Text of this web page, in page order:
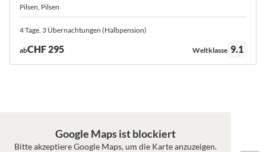
Pilsen, Pilsen
4 Tage, 3 Übernachtungen (Halbpension)
abCHF 295 Bewertung:
Weltklasse 9.1
Google Maps ist blockiert
Bitte akzeptiere Google Maps, um die Karte anzuzeigen.